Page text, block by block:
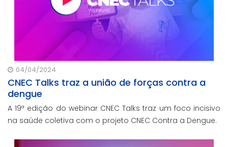
04/04/2024
CNEC Talks traz a união de forças contra a
dengue
A 19ª edição do webinar CNEC Talks traz um foco incisivo
na saúde coletiva com o projeto CNEC Contra a Dengue.